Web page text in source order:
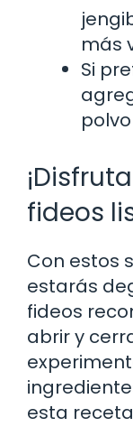
más
Si
fideos
Con estos
estarás
fideos
abrir y
esta